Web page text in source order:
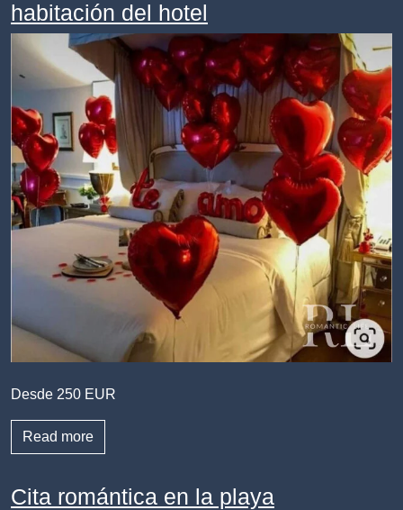
habitación del hotel
Desde 250 EUR
Read more
Cita romántica en la playa